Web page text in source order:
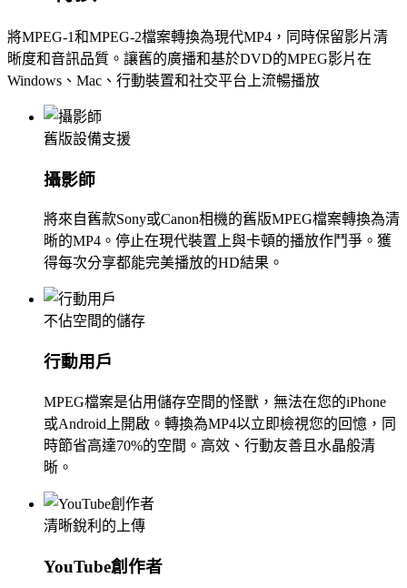
將MPEG-1和MPEG-2檔案轉換為現代MP4，同時保留影片清
晰度和音訊品質。讓舊的廣播和基於DVD的MPEG影片在
Windows、Mac、行動裝置和社交平台上流暢播放
舊版設備支援
攝影師
將來自舊款Sony或Canon相機的舊版MPEG檔案轉換為清
晰的MP4。停止在現代裝置上與卡頓的播放作鬥爭。獲
得每次分享都能完美播放的HD結果。
不佔空間的儲存
行動用戶
MPEG檔案是佔用儲存空間的怪獸，無法在您的iPhone
或Android上開啟。轉換為MP4以立即檢視您的回憶，同
時節省高達70%的空間。高效、行動友善且水晶般清
晰。
清晰銳利的上傳
YouTube創作者